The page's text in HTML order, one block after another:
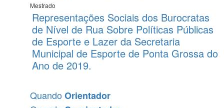
Mestrado
Representações Sociais dos Burocratas
de Nível de Rua Sobre Políticas Públicas
de Esporte e Lazer da Secretaria
Municipal de Esporte de Ponta Grossa do
Ano de 2019.
Quando Orientador